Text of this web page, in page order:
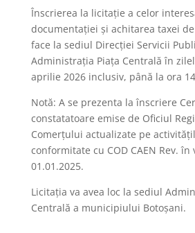
Înscrierea la licitaţie a celor
documentaţiei şi achitarea taxei
face la sediul Direcției Servicii
Administrația Piața Centrală în
aprilie 2026 inclusiv, până la ora
Notă: A se prezenta la înscriere
constatatoare emise de Oficiul
Comerțului actualizate pe
conformitate cu COD CAEN Rev. în
01.01.2025.
Licitaţia va avea loc la sediul
Centrală a municipiului Botoșani.